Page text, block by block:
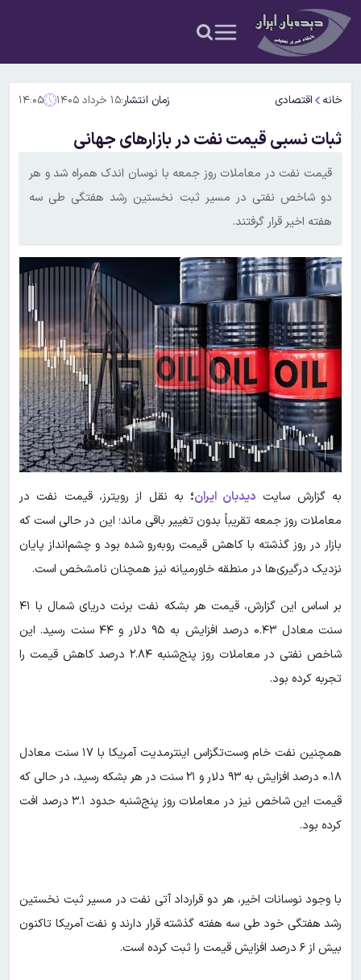
خانه اقتصادی زمان انتشار:۱۵ خرداد ۱۴۰۵ ۱۴:۰۵
ثبات نسبی قیمت نفت در بازارهای جهانی
قیمت نفت در معاملات روز جمعه با نوسان اندک همراه شد و هر
دو شاخص نفتی در مسیر ثبت نخستین رشد هفتگی طی سه
هفته اخیر قرار گرفتند.
به گزارش سایت دیدبان ایران؛ به نقل از رویترز، قیمت نفت در
معاملات روز جمعه تقریباً بدون تغییر باقی ماند؛ این در حالی است که
بازار در روز گذشته با کاهش قیمت روبه‌رو شده بود و چشم‌انداز پایان
نزدیک درگیری‌ها در منطقه خاورمیانه نیز همچنان نامشخص است.
بر اساس این گزارش، قیمت هر بشکه نفت برنت دریای شمال با ۴۱
سنت معادل ۰.۴۳ درصد افزایش به ۹۵ دلار و ۴۴ سنت رسید. این
شاخص نفتی در معاملات روز پنج‌شنبه ۲.۸۴ درصد کاهش قیمت را
تجربه کرده بود.
همچنین نفت خام وست‌تگزاس اینترمدیت آمریکا با ۱۷ سنت معادل
۰.۱۸ درصد افزایش به ۹۳ دلار و ۲۱ سنت در هر بشکه رسید، در حالی که
قیمت این شاخص نیز در معاملات روز پنج‌شنبه حدود ۳.۱ درصد افت
کرده بود.
با وجود نوسانات اخیر، هر دو قرارداد آتی نفت در مسیر ثبت نخستین
رشد هفتگی خود طی سه هفته گذشته قرار دارند و نفت آمریکا تاکنون
بیش از ۶ درصد افزایش قیمت را ثبت کرده است.